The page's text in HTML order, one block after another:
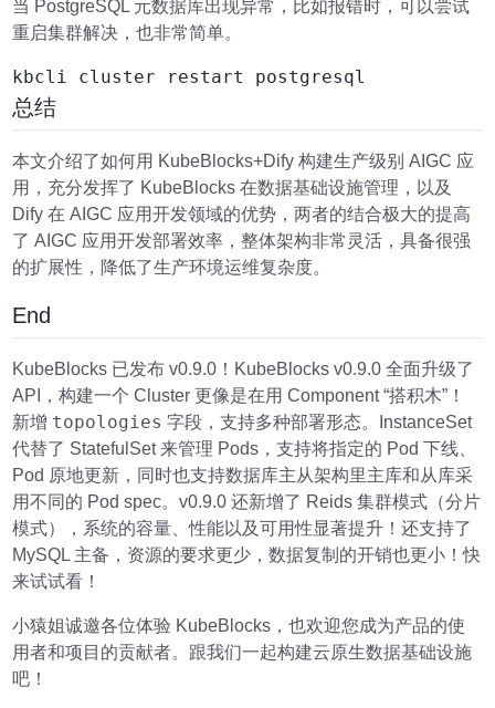
当 PostgreSQL 元数据库出现异常，比如报错时，可以尝试
重启集群解决，也非常简单。
总结
本文介绍了如何用 KubeBlocks+Dify 构建生产级别 AIGC 应
用，充分发挥了 KubeBlocks 在数据基础设施管理，以及
Dify 在 AIGC 应用开发领域的优势，两者的结合极大的提高
了 AIGC 应用开发部署效率，整体架构非常灵活，具备很强
的扩展性，降低了生产环境运维复杂度。
End
KubeBlocks 已发布 v0.9.0！KubeBlocks v0.9.0 全面升级了
API，构建一个 Cluster 更像是在用 Component “搭积木”！
新增 topologies 字段，支持多种部署形态。InstanceSet
代替了 StatefulSet 来管理 Pods，支持将指定的 Pod 下线、
Pod 原地更新，同时也支持数据库主从架构里主库和从库采
用不同的 Pod spec。v0.9.0 还新增了 Reids 集群模式（分片
模式），系统的容量、性能以及可用性显著提升！还支持了
MySQL 主备，资源的要求更少，数据复制的开销也更小！快
来试试看！
小猿姐诚邀各位体验 KubeBlocks，也欢迎您成为产品的使
用者和项目的贡献者。跟我们一起构建云原生数据基础设施
吧！